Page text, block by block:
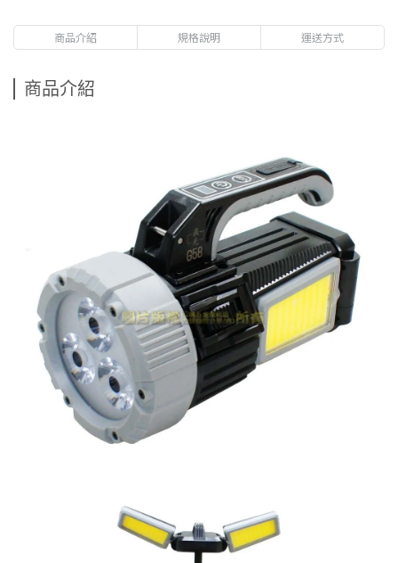
商品介紹 規格說明 運送方式
商品介紹